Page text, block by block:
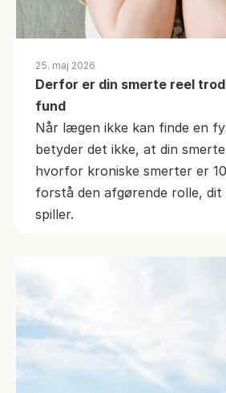
25. maj 2026
Derfor er din smerte reel
fund
Når lægen ikke kan finde en
betyder det ikke, at din
hvorfor kroniske smerter er
forstå den afgørende rolle, dit
spiller.